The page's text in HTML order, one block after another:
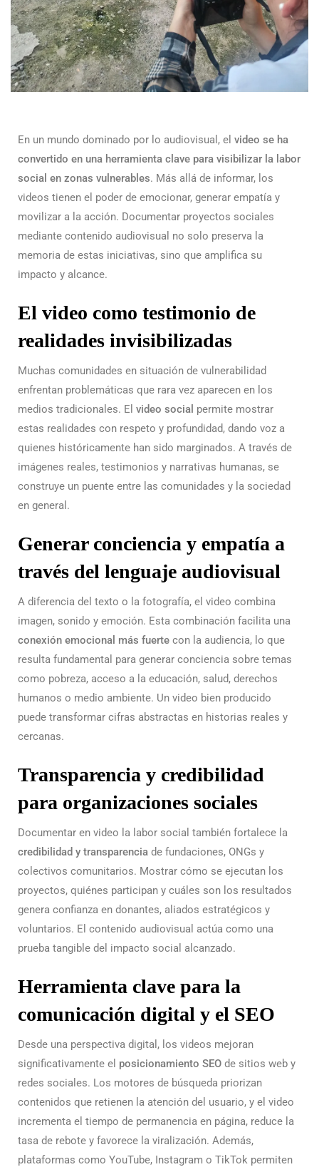
En un mundo dominado por lo audiovisual, el video se ha
convertido en una herramienta clave para visibilizar la labor
social en zonas vulnerables. Más allá de informar, los
videos tienen el poder de emocionar, generar empatía y
movilizar a la acción. Documentar proyectos sociales
mediante contenido audiovisual no solo preserva la
memoria de estas iniciativas, sino que amplifica su
impacto y alcance.
El video como testimonio de
realidades invisibilizadas
Muchas comunidades en situación de vulnerabilidad
enfrentan problemáticas que rara vez aparecen en los
medios tradicionales. El video social permite mostrar
estas realidades con respeto y profundidad, dando voz a
quienes históricamente han sido marginados. A través de
imágenes reales, testimonios y narrativas humanas, se
construye un puente entre las comunidades y la sociedad
en general.
Generar conciencia y empatía a
través del lenguaje audiovisual
A diferencia del texto o la fotografía, el video combina
imagen, sonido y emoción. Esta combinación facilita una
conexión emocional más fuerte con la audiencia, lo que
resulta fundamental para generar conciencia sobre temas
como pobreza, acceso a la educación, salud, derechos
humanos o medio ambiente. Un video bien producido
puede transformar cifras abstractas en historias reales y
cercanas.
Transparencia y credibilidad
para organizaciones sociales
Documentar en video la labor social también fortalece la
credibilidad y transparencia de fundaciones, ONGs y
colectivos comunitarios. Mostrar cómo se ejecutan los
proyectos, quiénes participan y cuáles son los resultados
genera confianza en donantes, aliados estratégicos y
voluntarios. El contenido audiovisual actúa como una
prueba tangible del impacto social alcanzado.
Herramienta clave para la
comunicación digital y el SEO
Desde una perspectiva digital, los videos mejoran
significativamente el posicionamiento SEO de sitios web y
redes sociales. Los motores de búsqueda priorizan
contenidos que retienen la atención del usuario, y el video
incrementa el tiempo de permanencia en página, reduce la
tasa de rebote y favorece la viralización. Además,
plataformas como YouTube, Instagram o TikTok permiten